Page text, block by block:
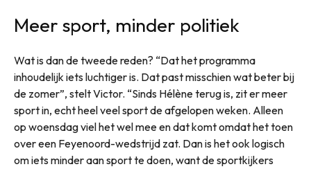
Meer sport, minder politiek
Wat is dan de tweede reden? “Dat het programma
inhoudelijk iets luchtiger is. Dat past misschien wat beter bij
de zomer”, stelt Victor. “Sinds Hélène terug is, zit er meer
sport in, echt heel veel sport de afgelopen weken. Alleen
op woensdag viel het wel mee en dat komt omdat het toen
over een Feyenoord-wedstrijd zat. Dan is het ook logisch
om iets minder aan sport te doen, want de sportkijkers